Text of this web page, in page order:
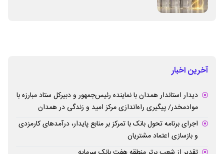
آخرین اخبار
دیدار استاندار همدان با نماینده رئیس‌جمهور و دبیرکل ستاد مبارزه با
موادمخدر/ پیگیری راه‌اندازی مرکز امید و زندگی در همدان
اجرای برنامه تحول بانک با تمرکز بر منابع پایدار، درآمدهای کارمزدی
و بازسازی اعتماد مشتریان